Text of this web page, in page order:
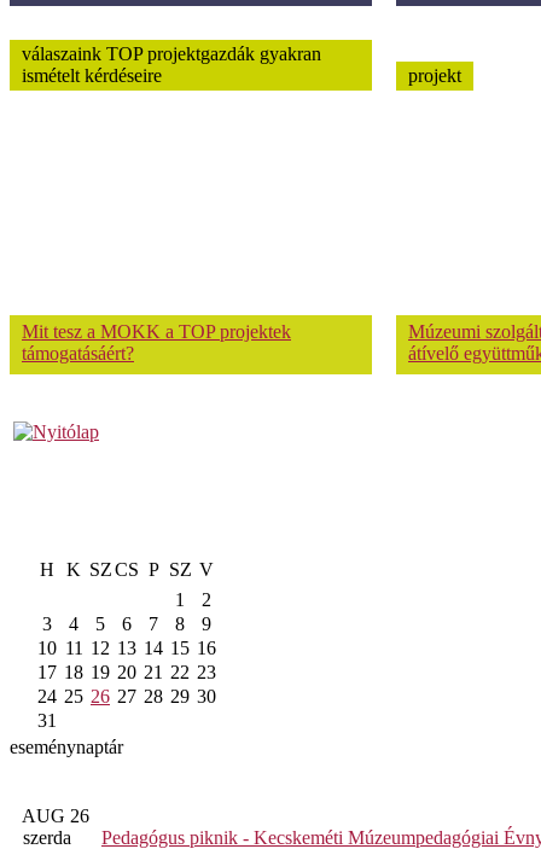
válaszaink TOP projektgazdák gyakran
ismételt kérdéseire
Mit tesz a MOKK a TOP projektek
támogatásáért?
projekt
Múzeumi
átívelő
H K SZCS P SZ V
1
2
3
4 5 6 7 8
9
10 11 12 13 14 15 16
17 18 19 20 21 22 23
24 25 26 27 28 29 30
31
eseménynaptár
AUG 26
szerda
Pedagógus piknik - Kecskeméti Múzeumpedagógiai